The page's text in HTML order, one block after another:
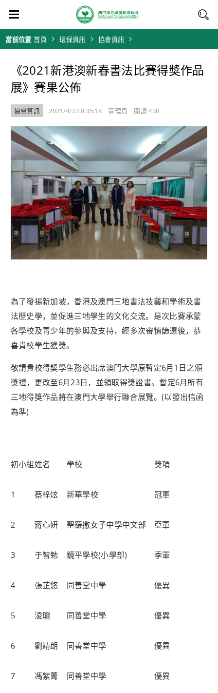
當前位置 首頁 環保資訊 協會資訊
《2021新港澳新春書法比賽得獎作品
展》賽果公佈
協會資訊 2021/4/23 8:35:18 管理員 閱讀 438
為了發揚新加坡，香港及澳門三地書法技藝和學術及書
法歷史學，並促進三地學生的文化交流。是次比賽承蒙
各學校及青少年的參與及支持，經多次審慎篩選後，恭
喜貴校學生獲獎。
敬請貴校得獎學生務必出席澳門大學原暫定6月1日之頒
獎禮，更改至6月23日，並領取得獎證書。暫定6月所有
三地得獎作品將在澳門大學舉行聯合展覽。(以發出信函
為準)
初小組姓名 學校 獎項
1 蔡梓炫 新華學校 冠軍
2 蔣心妍 聖羅撒女子中學中文部 亞軍
3 于智勉 鏡平學校(小學部) 季軍
4 張芷悠 同善堂中學 優異
5 淩瓏 同善堂中學 優異
6 劉靖朗 同善堂中學 優異
7 馮紫菁 同善堂中學 優異